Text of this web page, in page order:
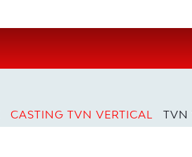
CASTING TVN VERTICAL TVN